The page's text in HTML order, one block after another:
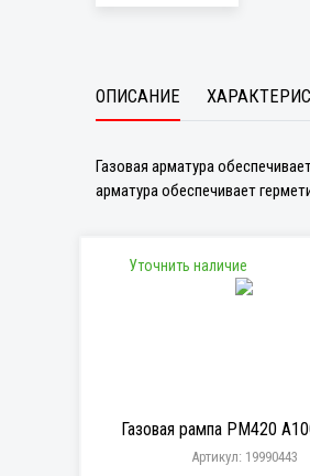
ОПИСАНИЕ
Газовая арматура
арматура обеспечивает
Уточнить наличие
Газовая рампа PM420
Артикул: 19990443